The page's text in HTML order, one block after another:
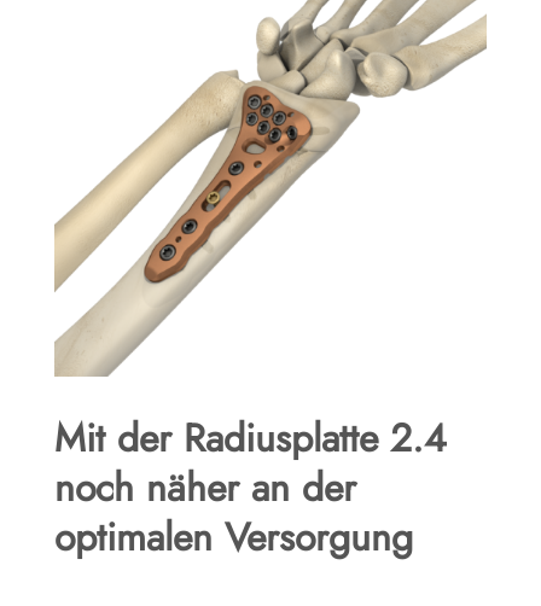
Mit der Radiusplatte 2.4
noch näher an der
optimalen Versorgung